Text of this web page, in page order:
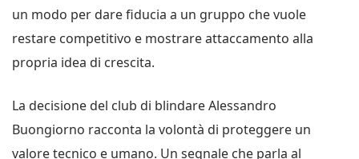
un modo per dare fiducia a un gruppo che vuole
restare competitivo e mostrare attaccamento alla
propria idea di crescita.
La decisione del club di blindare Alessandro
Buongiorno racconta la volontà di proteggere un
valore tecnico e umano. Un segnale che parla al